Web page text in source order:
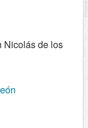
Nicolás de los